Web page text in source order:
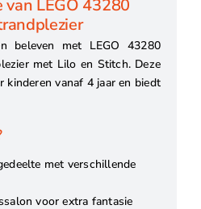
LEGO 43280
beleven met LEGO 43280
met Lilo en Stitch. Deze
vanaf 4 jaar en biedt
met verschillende
voor extra fantasie